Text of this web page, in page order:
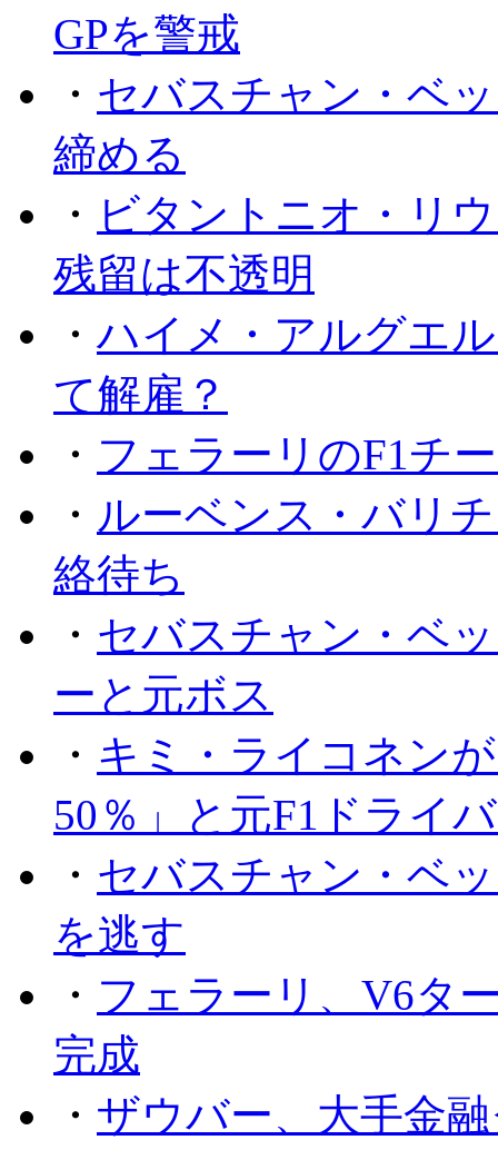
GPを警戒
・ セバスチャン・ベ
締める
・ ビタントニオ・リ
残留は不透明
・ハイメ・アルグエ
て解雇？
・ フェラーリのF1チ
・ ルーベンス・バリ
絡待ち
・ セバスチャン・ベ
ーと元ボス
・ キミ・ライコネン
50％」と元F1ドライ
・ セバスチャン・ベ
を逃す
・ フェラーリ、V6タ
完成
・ ザウバー、大手金